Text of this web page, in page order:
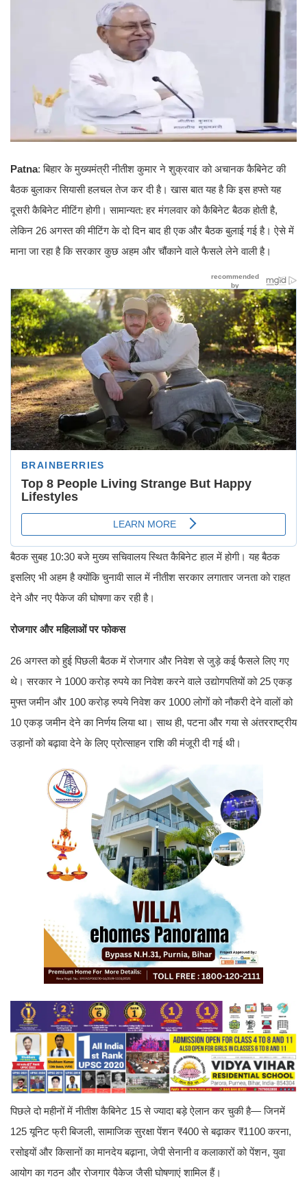
Patna: बिहार के मुख्यमंत्री नीतीश कुमार ने शुक्रवार को अचानक कैबिनेट की
बैठक बुलाकर सियासी हलचल तेज कर दी है। खास बात यह है कि इस हफ्ते यह
दूसरी कैबिनेट मीटिंग होगी। सामान्यत: हर मंगलवार को कैबिनेट बैठक होती है,
लेकिन 26 अगस्त की मीटिंग के दो दिन बाद ही एक और बैठक बुलाई गई है। ऐसे में
माना जा रहा है कि सरकार कुछ अहम और चौंकाने वाले फैसले लेने वाली है।
बैठक सुबह 10:30 बजे मुख्य सचिवालय स्थित कैबिनेट हाल में होगी। यह बैठक
इसलिए भी अहम है क्योंकि चुनावी साल में नीतीश सरकार लगातार जनता को राहत
देने और नए पैकेज की घोषणा कर रही है।
रोजगार और महिलाओं पर फोकस
26 अगस्त को हुई पिछली बैठक में रोजगार और निवेश से जुड़े कई फैसले लिए गए
थे। सरकार ने 1000 करोड़ रुपये का निवेश करने वाले उद्योगपतियों को 25 एकड़
मुफ्त जमीन और 100 करोड़ रुपये निवेश कर 1000 लोगों को नौकरी देने वालों को
10 एकड़ जमीन देने का निर्णय लिया था। साथ ही, पटना और गया से अंतरराष्ट्रीय
उड़ानों को बढ़ावा देने के लिए प्रोत्साहन राशि की मंजूरी दी गई थी।
पिछले दो महीनों में नीतीश कैबिनेट 15 से ज्यादा बड़े ऐलान कर चुकी है— जिनमें
125 यूनिट फ्री बिजली, सामाजिक सुरक्षा पेंशन ₹400 से बढ़ाकर ₹1100 करना,
रसोइयों और किसानों का मानदेय बढ़ाना, जेपी सेनानी व कलाकारों को पेंशन, युवा
आयोग का गठन और रोजगार पैकेज जैसी घोषणाएं शामिल हैं।